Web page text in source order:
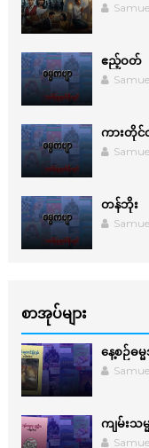
ဧည့်ဝတ်
ကားတိုင်
တန်ဘိုး
စာအုပ်များ
နေ့စဉ်ဓမ္
ကျမ်းသ